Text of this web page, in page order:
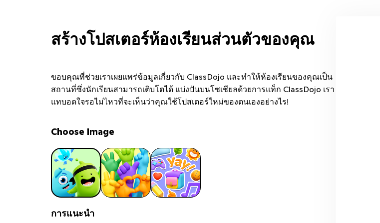
สร้างโปสเตอร์ห้องเรียนส่วนตัวของคุณ
ขอบคุณที่ช่วยเราเผยแพร่ข้อมูลเกี่ยวกับ ClassDojo และทำให้ห้องเรียนของคุณเป็น
สถานที่ซึ่งนักเรียนสามารถเติบโตได้ แบ่งปันบนโซเชียลด้วยการแท็ก ClassDojo เรา
แทบอดใจรอไม่ไหวที่จะเห็นว่าคุณใช้โปสเตอร์ใหม่ของตนเองอย่างไร!
Choose Image
การแนะนำ